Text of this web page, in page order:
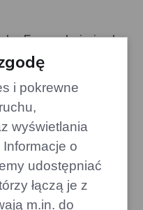
Esperal nie jest
To narzędzie,
zmiana
i gdzie
lub znasz
pamiętaj, że
i pokrewne
wyświetlania
o
udostępniać
łączą je z
m.in. do